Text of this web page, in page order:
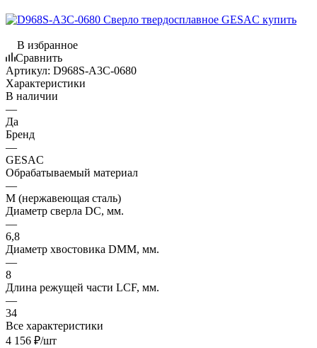
В избранное
Сравнить
Артикул: D968S-A3C-0680
Характеристики
В наличии
—
Да
Бренд
—
GESAC
Обрабатываемый материал
—
M (нержавеющая сталь)
Диаметр сверла DC, мм.
—
6,8
Диаметр хвостовика DMM, мм.
—
8
Длина режущей части LСF, мм.
—
34
Все характеристики
4 156 ₽/шт